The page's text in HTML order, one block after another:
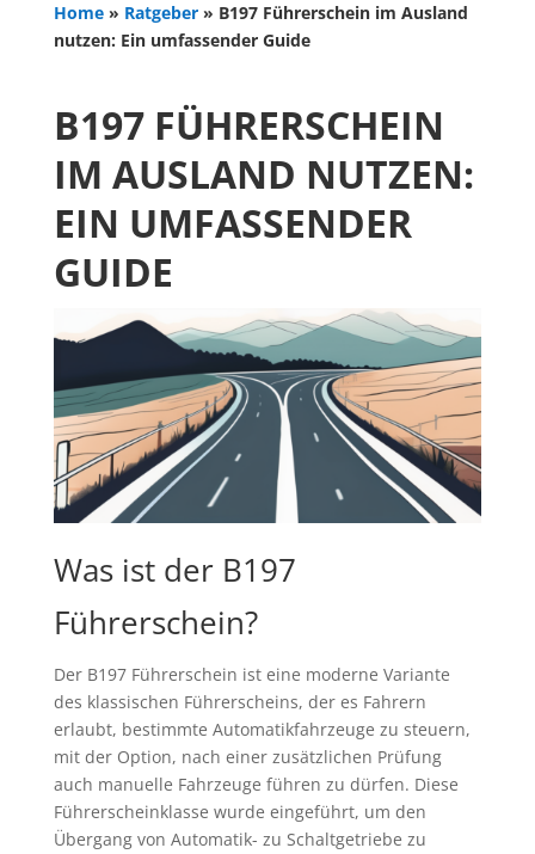
Home» Ratgeber» B197 Führerschein im Ausland
nutzen: Ein umfassender Guide
B197 FÜHRERSCHEIN
IM AUSLAND NUTZEN:
EIN UMFASSENDER
GUIDE
Was ist der B197
Führerschein?
Der B197 Führerschein ist eine moderne Variante
des klassischen Führerscheins, der es Fahrern
erlaubt, bestimmte Automatikfahrzeuge zu steuern,
mit der Option, nach einer zusätzlichen Prüfung
auch manuelle Fahrzeuge führen zu dürfen. Diese
Führerscheinklasse wurde eingeführt, um den
Übergang von Automatik- zu Schaltgetriebe zu